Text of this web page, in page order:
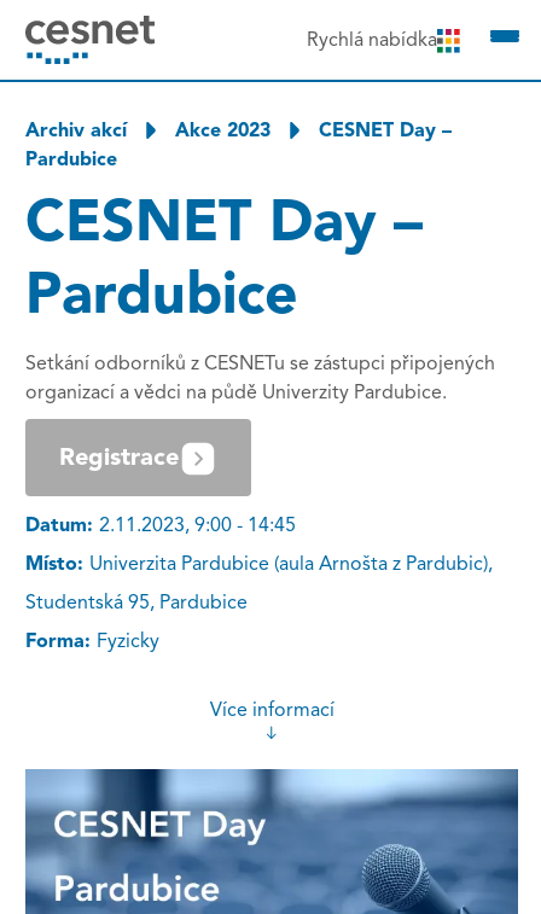
na obsah Rychlá nabídka
Archiv akcí Akce 2023
CESNET Day –
Pardubice
CESNET Day –
Pardubice
Setkání odborníků z CESNETu se zástupci připojených
organizací a vědci na půdě Univerzity Pardubice.
Registrace
Datum: 2.11.2023, 9:00 - 14:45
Místo: Univerzita Pardubice (aula Arnošta z Pardubic),
Studentská 95, Pardubice
Forma: Fyzicky
Více informací